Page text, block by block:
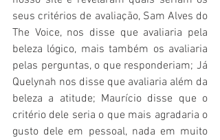
seus critérios de avaliação, Sam Alves do
The Voice, nos disse que avaliaria pela
beleza lógico, mais também os avaliaria
pelas perguntas, o que responderiam; Já
Quelynah nos disse que avaliaria além da
beleza a atitude; Maurício disse que o
critério dele seria o que mais agradaria o
gusto dele em pessoal, nada em muito